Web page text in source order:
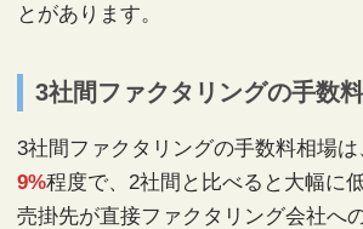
とがあります。
3社間ファクタリングの手数
3社間ファクタリングの手数料相場は
9%程度で、2社間と比べると大幅に
売掛先が直接ファクタリング会社へ